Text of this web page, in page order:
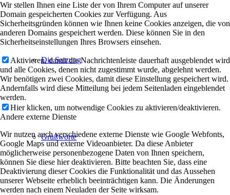
Die Satzung
Grußworte
Wir stellen Ihnen eine Liste der von Ihrem Computer auf unserer
Domain gespeicherten Cookies zur Verfügung. Aus
Sicherheitsgründen können wie Ihnen keine Cookies anzeigen, die von
anderen Domains gespeichert werden. Diese können Sie in den
Sicherheitseinstellungen Ihres Browsers einsehen.
Aktivieren, damit die Nachrichtenleiste dauerhaft ausgeblendet wird
und alle Cookies, denen nicht zugestimmt wurde, abgelehnt werden.
Wir benötigen zwei Cookies, damit diese Einstellung gespeichert wird.
Andernfalls wird diese Mitteilung bei jedem Seitenladen eingeblendet
werden.
Hier klicken, um notwendige Cookies zu aktivieren/deaktivieren.
Andere externe Dienste
Wir nutzen auch verschiedene externe Dienste wie Google Webfonts,
Google Maps und externe Videoanbieter. Da diese Anbieter
möglicherweise personenbezogene Daten von Ihnen speichern,
können Sie diese hier deaktivieren. Bitte beachten Sie, dass eine
Deaktivierung dieser Cookies die Funktionalität und das Aussehen
unserer Webseite erheblich beeinträchtigen kann. Die Änderungen
werden nach einem Neuladen der Seite wirksam.